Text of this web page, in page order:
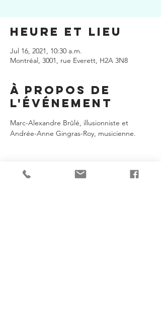
Heure et lieu
Jul 16, 2021, 10:30 a.m.
Montréal, 3001, rue Everett, H2A 3N8
À propos de
l'événement
Marc-Alexandre Brûlé, illusionniste et
Andrée-Anne Gingras-Roy, musicienne.
Je partage!